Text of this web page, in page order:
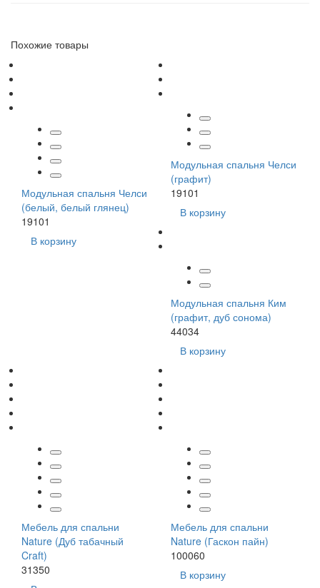
Похожие товары
Модульная спальня Челси
(белый, белый глянец)
19101
В корзину
Модульная спальня Челси
(графит)
19101
В корзину
Модульная спальня Ким
(графит, дуб сонома)
44034
В корзину
Мебель для спальни
Nature (Дуб табачный
Craft)
31350
Мебель для спальни
Nature (Гаскон пайн)
100060
В корзину